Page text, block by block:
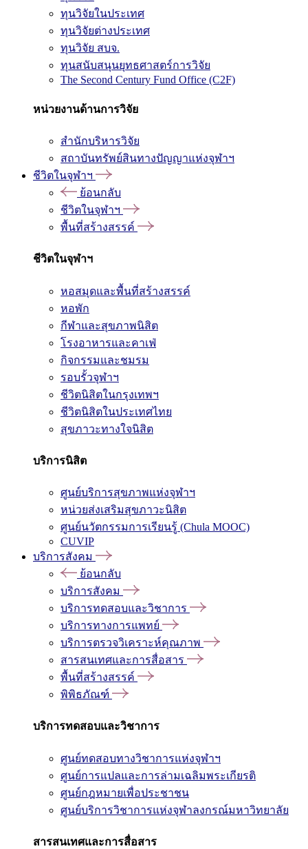
ทุนวิจัยในประเทศ
ทุนวิจัยต่างประเทศ
ทุนวิจัย สบจ.
ทุนสนับสนุนยุทธศาสตร์การวิจัย
The Second Century Fund Office (C2F)
หน่วยงานด้านการวิจัย
สำนักบริหารวิจัย
สถาบันทรัพย์สินทางปัญญาแห่งจุฬาฯ
ชีวิตในจุฬาฯ
ย้อนกลับ
ชีวิตในจุฬาฯ
พื้นที่สร้างสรรค์
ชีวิตในจุฬาฯ
หอสมุดและพื้นที่สร้างสรรค์
หอพัก
กีฬาและสุขภาพนิสิต
โรงอาหารและคาเฟ่
กิจกรรมและชมรม
รอบรั้วจุฬาฯ
ชีวิตนิสิตในกรุงเทพฯ
ชีวิตนิสิตในประเทศไทย
สุขภาวะทางใจนิสิต
บริการนิสิต
ศูนย์บริการสุขภาพแห่งจุฬาฯ
หน่วยส่งเสริมสุขภาวะนิสิต
ศูนย์นวัตกรรมการเรียนรู้ (Chula MOOC)
CUVIP
บริการสังคม
ย้อนกลับ
บริการสังคม
บริการทดสอบและวิชาการ
บริการทางการแพทย์
บริการตรวจวิเคราะห์คุณภาพ
สารสนเทศและการสื่อสาร
พื้นที่สร้างสรรค์
พิพิธภัณฑ์
บริการทดสอบและวิชาการ
ศูนย์ทดสอบทางวิชาการแห่งจุฬาฯ
ศูนย์การแปลและการล่ามเฉลิมพระเกียรติ
ศูนย์กฎหมายเพื่อประชาชน
ศูนย์บริการวิชาการแห่งจุฬาลงกรณ์มหาวิทยาลัย
สารสนเทศและการสื่อสาร